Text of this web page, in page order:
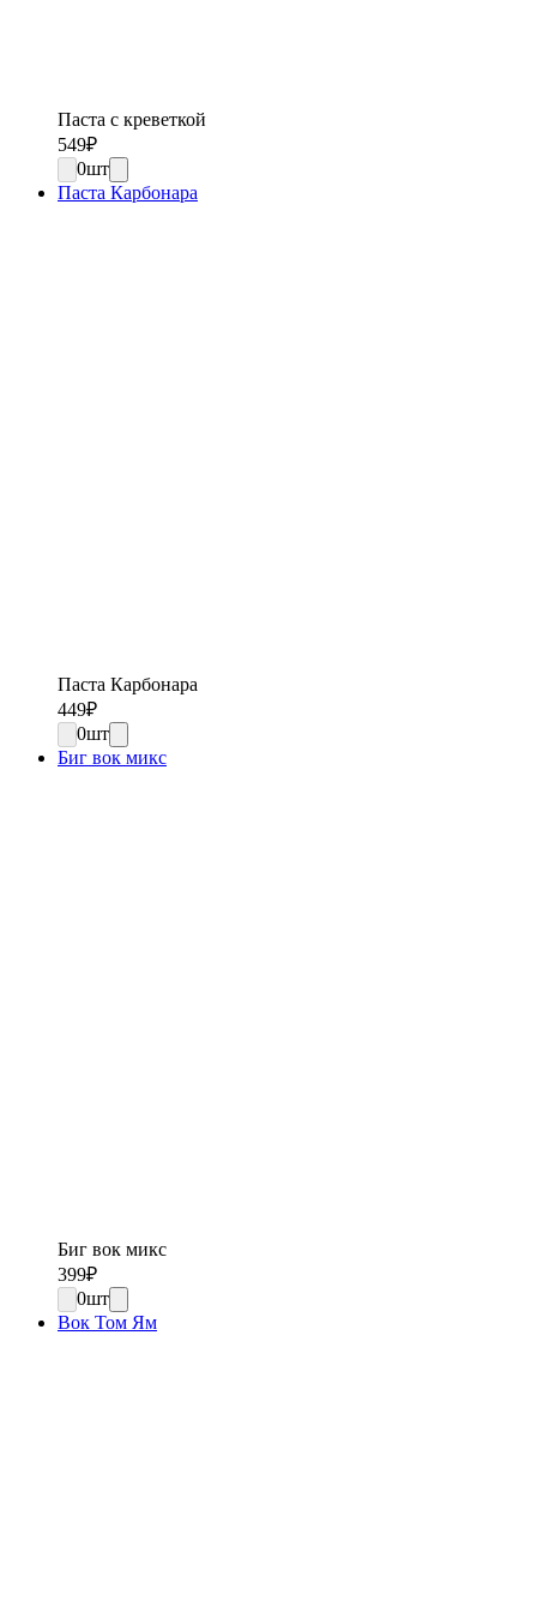
Паста с креветкой
549₽
0шт
Паста Карбонара
Паста Карбонара
449₽
0шт
Биг вок микс
Биг вок микс
399₽
0шт
Вок Том Ям